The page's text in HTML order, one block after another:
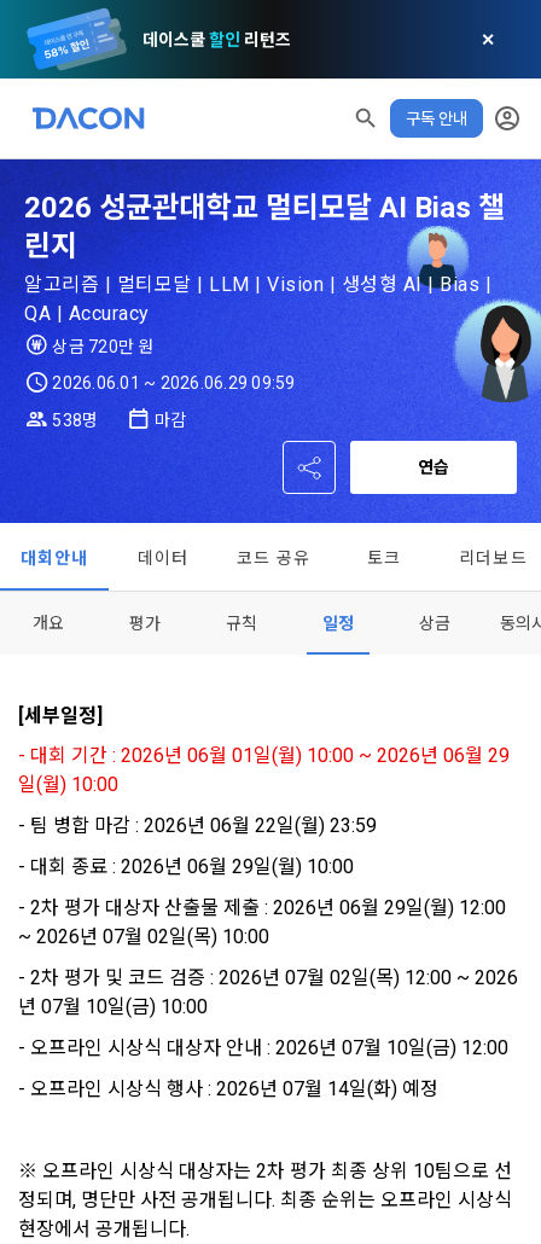
데이스쿨할인 리턴즈 ✕
구독 안내
MY XP XP 안내
LEVEL 1 다음 레벨까지150 XP
오늘의 XP
0 / 800
전체 XP
0
적립 XP
0
사용 XP
메일 인증 필요
[데이콘] 회원가입 인증메일
이용약관
제 1 조 (목적)
본 약관은 데이콘 주식회사(이하 “회사”)와 “회원” 간에 정보 서
비스를 이용하는 조건 및 절차에 관한 필요한 사항을 약속하여
규정하는 데 그 목적이 있다. “회원”은 모든 약관에 동의해야 하
며, 어떤 방식이든 본 서비스를 사용한다는 것은 “회원”이 본 약
관의 전부에 동의한다는 것을 의미하며 본 약관은 “회원”이 서비
스를 사용하는 동안 계속 유효하다. 본 약관은 저작권 분쟁 정책
제 2 조 (용어의 정의)
이 약관에서 사용하는 용어의 정의는 아래와 같다.
여 컴퓨터 등 정보 통신 설비를 이용하여 설정한 가상의 영업장
또는 "회사"가 운영하는 아래 웹사이트를 말한다.
2. "서비스"라 함은 “대회”, “교육”, “인재풀 등록” 등 사이트에서
제공하는 모든 서비스를 말한다. 그 외 "회사"가 운영하는 사이
트를 통해 개인이 등록한 자료를 DB화하여 각각의 목적에 맞게
3. "개인회원"이라 함은 서비스를 이용하기 위하여 이 약관에 동
의하고 "회사"와 이용 계약을 체결한 개인을 말한다.
4. “인재회원”이라 함은 “데이콘 인재풀 서비스”를 이용하기 위
하여 본인의 개인정보와 프로젝트, 코드 등을 공유한 자로서, 채
는 것에 동의한 “개인회원”을 말한다.
5. “기업회원”이라 함은 “회사”에 대회의 주최를 의뢰하거나, 채
용 의뢰 서비스 등을 이용하기 위해 “회사”와 일정 계약을 한 개
선정하는 제반 행위를 말한다.
7. “대회"라 함은 “기업회원”이 인력을 채용하거나 또는 솔루션
을 크라우드소싱하기 위하여 “회사"에 의뢰하는 경연대회 또는
개인정보 처리방침
데이콘 개인정보 처리방침
(2021.05.24 본)
데이콘은 이용자 개인정보 보호를 여러 경영요소 가운데 최
우선의 가치로 두고 있습니다. 데이콘주식회사(이하 ‘데이콘’ 또
는 ‘회사’)는 서비스 기획부터 종료까지 정보통신망 이용촉진 및
정보보호 등에 관한 법률(이하 ‘정보통신망법’), 개인정보보호법
등 국내의 개인정보 보호 법령을 철저히 준수합니다.
1. 개인정보처리방침의 의의
데이콘이 어떤 정보를 수집하고, 수집한 정보를 어떻게 사용하
며, 필요에 따라 누구와 이를 공유(‘위탁 또는 제공’)하며, 이용목
적을 달성한 정보를 언제, 어떻게 파기 하는지 등 ‘개인정보의 한
지고 있으며, 이를 어떤 방법과 절차로 행사할 수 있는지를 알려
드립니다. 또한, 법정대리인(부모 등)이 만14세 미만 아동의 개
인정보 보호를 위해 어떤 권리를 행사할 수 있는지도 함께 안내
개인정보 침해사고가 발생하는 경우, 추가적인 피해를 예방하고
이미 발생한 피해를 복구하기 위해 누구에게 연락하여 어떤 도
움을 받을 수 있는지 알려 드립니다.
그 무엇보다도, 개인정보와 관련하여 데이콘과 이용자 간의 권
보장하는 수단이 됩니다.
2. 개인정보의 수집 및 이용목적
데이콘 주식회사(이하 “회사”)는 다음 목적을 위하여 개인정보
를 수집하고 있으며, 다음 목적 이외의 용도로는 수집한 개인정
마케팅 정보 수신 동의
1. 광고성 정보의 이용목적
DACON이 제공하는 이용자 맞춤형 서비스 및 상품 추천, 각종
경품 행사, 이벤트, 경진대회 홍보 목적 등의 광고성 정보를 전자
우편이나
서신우편, 문자(SMS 또는 카카오 알림톡), 푸시, 전화 등을 통해
- 마케팅 수신 동의는 거부하실 수 있으며 동의 이후에라도 고객
의 의사에 따라 동의를 철회할 수 있습니다.
동의를 거부 하시더라도 DACON에서 제공하는 서비스의 이용
에 제한이 되지 않습니다.
단, 할인, 이벤트 및 이용자 맞춤형 상품 추천 등의 마케팅 정보
2. 미동의 시 불이익 사항
개인정보보호법 제22조 제5항에 의해 선택정보 사항에 대해서
는 동의 거부 하시더라도 서비스 이용에 제한되지 않습니다.
안내 서비스가 제한됩니다.
3. 서비스 정보 수신 동의 철회
DACON에서 제공하는 마케팅 정보를 원하지 않을 경우 ‘홈>계
정관리 페이지의 하단 마케팅(대회 진행, 교육 등) 정보 수신 동
의(선택)’에서 철회를 요청할 수 있습니다.
또한 향후 마케팅 활용에 새롭게 동의하고자 하는 경우에는 ‘홈>
계정관리 페이지의 하단 마케팅(대회 진행, 교육 등) 정보 수신
2021.05.25
2026 성균관대학교 멀티모달 AI Bias 챌
린지
알고리즘 | 멀티모달 | LLM | Vision | 생성형 AI | Bias |
QA | Accuracy
상금 720만 원
2026.06.01 ~ 2026.06.29 09:59
538명
마감
연습
대회안내 데이터 코드 공유 토크 리더보드
개요 평가 규칙 일정 상금 동의
[세부일정]
- 대회 기간 : 2026년 06월 01일(월) 10:00 ~ 2026년 06월 29
일(월) 10:00
- 팀 병합 마감 : 2026년 06월 22일(월) 23:59
- 대회 종료 : 2026년 06월 29일(월) 10:00
- 2차 평가 대상자 산출물 제출 : 2026년 06월 29일(월) 12:00
~ 2026년 07월 02일(목) 10:00
- 2차 평가 및 코드 검증 : 2026년 07월 02일(목) 12:00 ~ 2026
년 07월 10일(금) 10:00
- 오프라인 시상식 대상자 안내 : 2026년 07월 10일(금) 12:00
- 오프라인 시상식 행사 : 2026년 07월 14일(화) 예정
※ 오프라인 시상식 대상자는 2차 평가 최종 상위 10팀으로 선
정되며, 명단만 사전 공개됩니다. 최종 순위는 오프라인 시상식
현장에서 공개됩니다.